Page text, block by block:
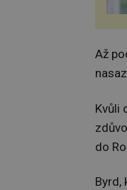
Až
Kvůli
do
Byrd,